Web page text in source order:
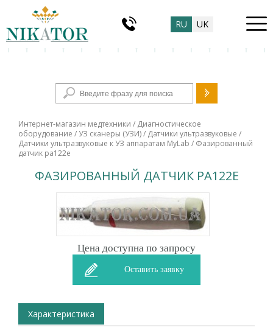
RU UK
Форма поиска
Интернет-магазин медтехники / Диагностическое
оборудование /УЗ сканеры (УЗИ)/ Датчики ультразвуковые /
Датчики ультразвуковые к УЗ аппаратам MyLab / Фазированный
датчик pa122e
ФАЗИРОВАННЫЙ ДАТЧИК PA122E
Цена доступна по запросу
Оставить заявку
Характеристика